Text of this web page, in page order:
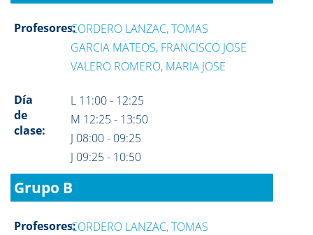
Profesores:CORDERO LANZAC, TOMAS
GARCIA MATEOS, FRANCISCO JOSE
VALERO ROMERO, MARIA JOSE
Día
de
clase:
L 11:00 - 12:25
M 12:25 - 13:50
J 08:00 - 09:25
J 09:25 - 10:50
Grupo B
Profesores:CORDERO LANZAC, TOMAS